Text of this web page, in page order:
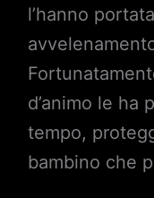
l’hanno
d’animo le ha
tempo,
bambino che